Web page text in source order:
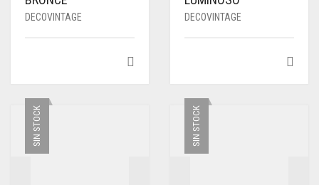
DECOVINTAGE DECOVINTAGE
SIN STOCK SIN STOCK